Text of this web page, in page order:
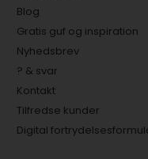
Blog
Gratis guf og inspiration
Nyhedsbrev
? & svar
Kontakt
Tilfredse kunder
Digital